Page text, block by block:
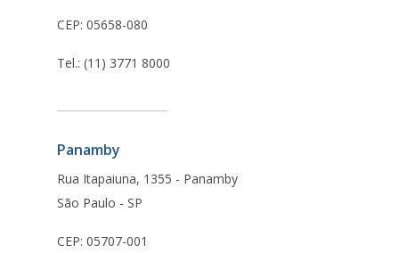
CEP: 05658-080
Tel.: (11) 3771 8000
Panamby
Rua Itapaiuna, 1355 - Panamby
São Paulo - SP
CEP: 05707-001